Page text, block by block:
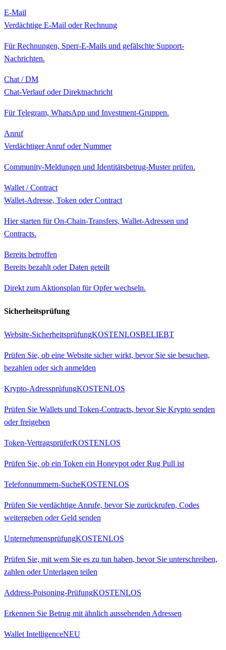
E-Mail
Verdächtige E-Mail oder Rechnung
Für Rechnungen, Sperr-E-Mails und gefälschte Support-
Nachrichten.
Chat / DM
Chat-Verlauf oder Direktnachricht
Für Telegram, WhatsApp und Investment-Gruppen.
Anruf
Verdächtiger Anruf oder Nummer
Community-Meldungen und Identitätsbetrug-Muster prüfen.
Wallet / Contract
Wallet-Adresse, Token oder Contract
Hier starten für On-Chain-Transfers, Wallet-Adressen und
Contracts.
Bereits betroffen
Bereits bezahlt oder Daten geteilt
Direkt zum Aktionsplan für Opfer wechseln.
Sicherheitsprüfung
Website-SicherheitsprüfungKOSTENLOSBELIEBT
Prüfen Sie, ob eine Website sicher wirkt, bevor Sie sie besuchen,
bezahlen oder sich anmelden
Krypto-AdressprüfungKOSTENLOS
Prüfen Sie Wallets und Token-Contracts, bevor Sie Krypto senden
oder freigeben
Token-VertragsprüferKOSTENLOS
Prüfen Sie, ob ein Token ein Honeypot oder Rug Pull ist
Telefonnummern-SucheKOSTENLOS
Prüfen Sie verdächtige Anrufe, bevor Sie zurückrufen, Codes
weitergeben oder Geld senden
UnternehmensprüfungKOSTENLOS
Prüfen Sie, mit wem Sie es zu tun haben, bevor Sie unterschreiben,
zahlen oder Unterlagen teilen
Address-Poisoning-PrüfungKOSTENLOS
Erkennen Sie Betrug mit ähnlich aussehenden Adressen
Wallet IntelligenceNEU